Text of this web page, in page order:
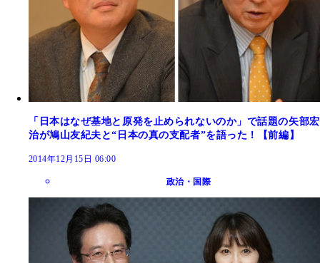
「日本はなぜ基地と原発を止められないのか」で話題の矢部宏
治が鳩山友紀夫と“日本の真の支配者”を語った！【前編】
2014年12月15日 06:00
政治・国際